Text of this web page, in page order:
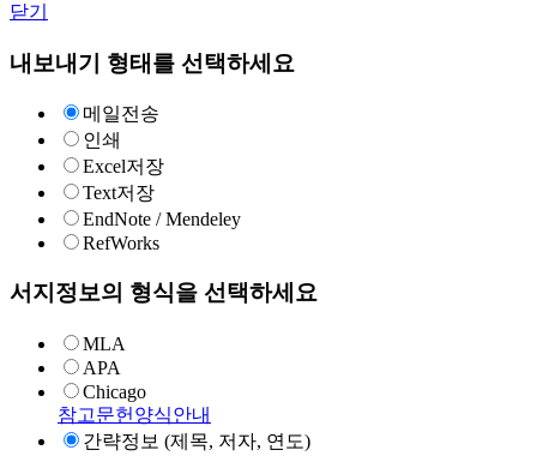
닫기
내보내기 형태를 선택하세요
메일전송
인쇄
Excel저장
Text저장
EndNote / Mendeley
RefWorks
서지정보의 형식을 선택하세요
MLA
APA
Chicago
참고문헌양식안내
간략정보 (제목, 저자, 연도)